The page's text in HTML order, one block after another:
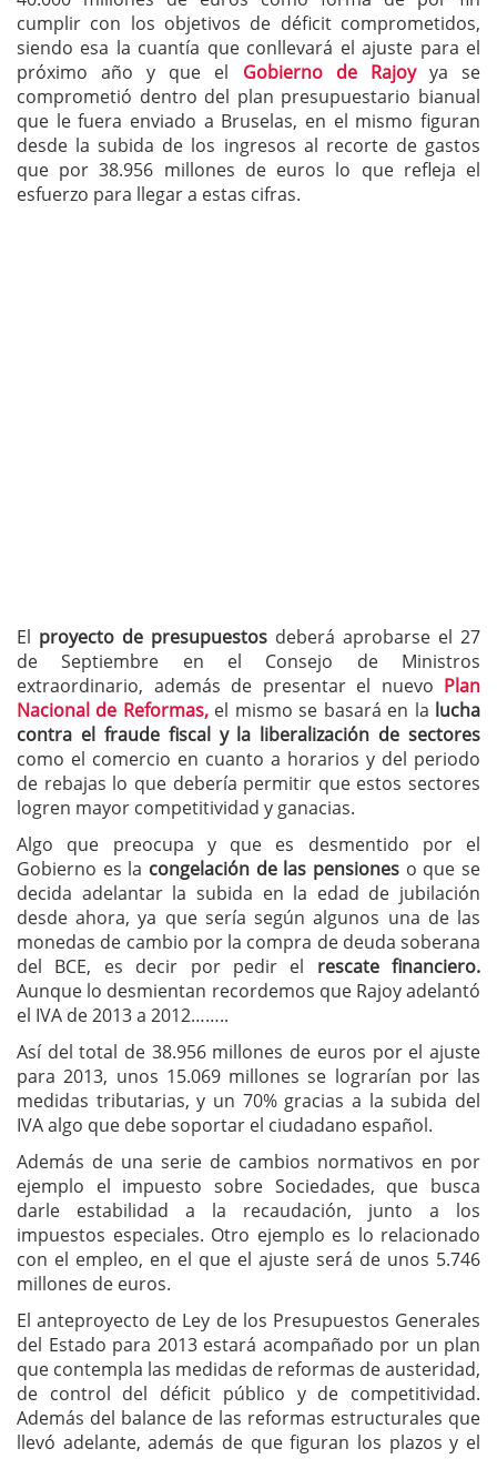
cumplir con los objetivos de déficit comprometidos,
siendo esa la cuantía que conllevará el ajuste para el
próximo año y que el Gobierno de Rajoyya se
comprometió dentro del plan presupuestario bianual
que le fuera enviado a Bruselas, en el mismo figuran
desde la subida de los ingresos al recorte de gastos
que por 38.956 millones de euros lo que refleja el
esfuerzo para llegar a estas cifras.
El proyecto de presupuestos deberá aprobarse el 27
de Septiembre en el Consejo de Ministros
extraordinario, además de presentar el nuevo Plan
Nacional de Reformas,el mismo se basará en la lucha
contra el fraude fiscal y la liberalización de sectores
como el comercio en cuanto a horarios y del periodo
de rebajas lo que debería permitir que estos sectores
logren mayor competitividad y ganacias.
Algo que preocupa y que es desmentido por el
Gobierno es la congelación de las pensiones o que se
decida adelantar la subida en la edad de jubilación
desde ahora, ya que sería según algunos una de las
monedas de cambio por la compra de deuda soberana
del BCE, es decir por pedir el rescate financiero.
Aunque lo desmientan recordemos que Rajoy adelantó
el IVA de 2013 a 2012……..
Así del total de 38.956 millones de euros por el ajuste
para 2013, unos 15.069 millones se lograrían por las
medidas tributarias, y un 70% gracias a la subida del
IVA algo que debe soportar el ciudadano español.
Además de una serie de cambios normativos en por
ejemplo el impuesto sobre Sociedades, que busca
darle estabilidad a la recaudación, junto a los
impuestos especiales. Otro ejemplo es lo relacionado
con el empleo, en el que el ajuste será de unos 5.746
millones de euros.
El anteproyecto de Ley de los Presupuestos Generales
del Estado para 2013 estará acompañado por un plan
que contempla las medidas de reformas de austeridad,
de control del déficit público y de competitividad.
Además del balance de las reformas estructurales que
llevó adelante, además de que figuran los plazos y el